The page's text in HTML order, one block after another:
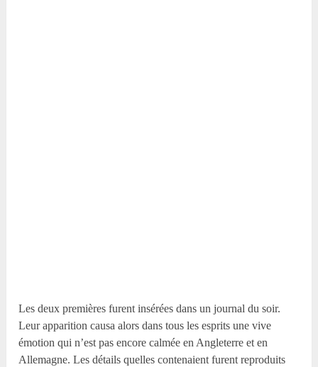
Les deux premières furent insérées dans un journal du soir.
Leur apparition causa alors dans tous les esprits une vive
émotion qui n’est pas encore calmée en Angleterre et en
Allemagne. Les détails quelles contenaient furent reproduits